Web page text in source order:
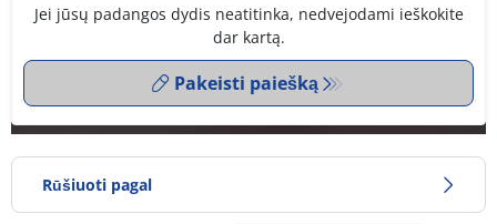
Jei jūsų padangos dydis neatitinka, nedvejodami ieškokite
dar kartą.
Pakeisti paiešką
Rūšiuoti pagal